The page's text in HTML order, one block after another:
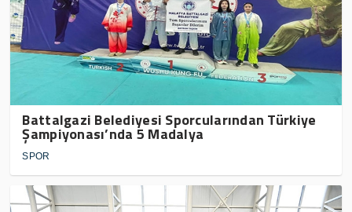
Battalgazi Belediyesi Sporcularından Türkiye
Şampiyonası’nda 5 Madalya
SPOR